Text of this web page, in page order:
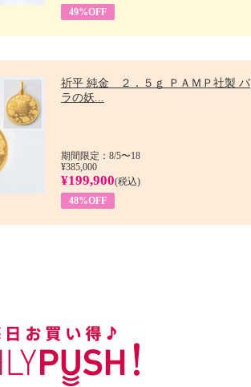
49%OFF
祈平 純金 ２．５ｇ ＰＡＭＰ社製 バ
ラの妖...
期間限定：8/5〜18
¥385,000
¥199,900(税込)
48%OFF